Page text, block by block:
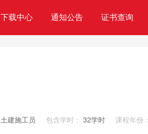
下载中心 通知公告 证书查询
土建施工员 包含学时： 32学时 课程年份：